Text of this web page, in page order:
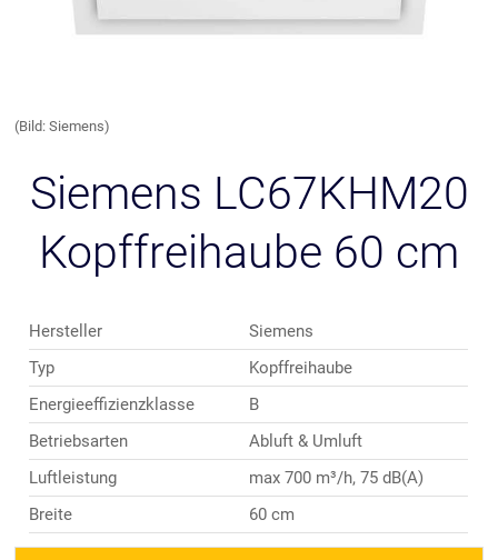
(Bild: Siemens)
Siemens LC67KHM20
Kopffreihaube 60 cm
Hersteller
Siemens
Typ
Kopffreihaube
Energieeffizienzklasse
B
Betriebsarten
Abluft & Umluft
Luftleistung
max 700 m³/h, 75 dB(A)
Breite
60 cm